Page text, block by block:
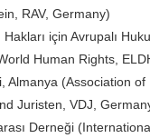
RAV, Germany)
için Avrupalı
Human Rights,
Almanya (Association
Juristen, VDJ,
Derneği